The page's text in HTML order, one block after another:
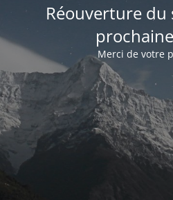
Réouverture
Merci de votre